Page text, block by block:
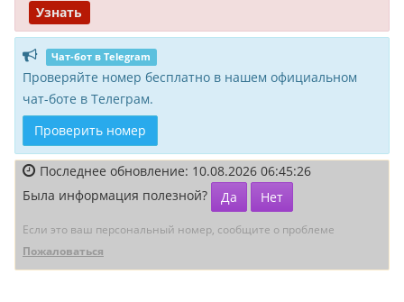
Узнать
Чат-бот в Telegram
Проверяйте номер бесплатно в нашем официальном
чат-боте в Телеграм.
Проверить номер
Последнее обновление: 10.08.2026 06:45:26
Была информация полезной?
Да Нет
Если это ваш персональный номер, сообщите о проблеме
Пожаловаться